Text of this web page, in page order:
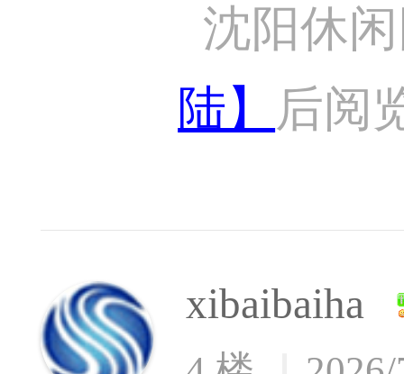
沈阳休
陆】
后阅
xibaibaiha